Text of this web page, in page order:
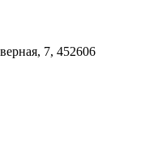
7, 452606